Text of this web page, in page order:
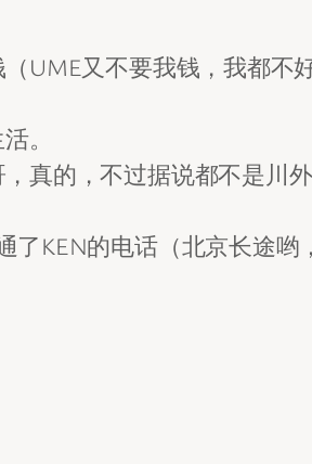
UME又不要我钱，我都不
。
真的，不过据说都不是川
KEN的电话（北京长途哟